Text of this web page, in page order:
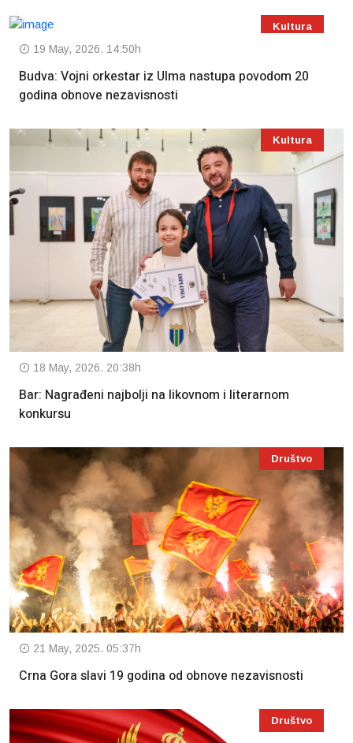
Kultura
19 May, 2026. 14:50h
Budva: Vojni orkestar iz Ulma nastupa povodom 20
godina obnove nezavisnosti
Kultura
18 May, 2026. 20:38h
Bar: Nagrađeni najbolji na likovnom i literarnom
konkursu
Društvo
21 May, 2025. 05:37h
Crna Gora slavi 19 godina od obnove nezavisnosti
Društvo